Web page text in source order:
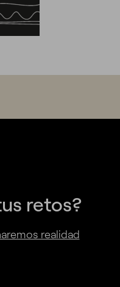
retos?
realidad